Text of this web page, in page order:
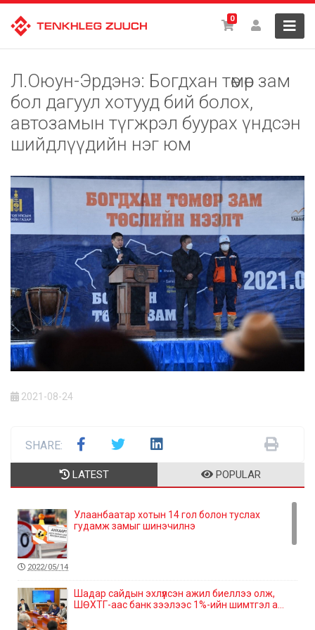
0
Л.Оюун-Эрдэнэ: Богдхан төмөр зам
бол дагуул хотууд бий болох,
автозамын түгжрэл буурах үндсэн
шийдлүүдийн нэг юм
2021-08-24
SHARE:
LATEST POPULAR
Улаанбаатар хотын 14 гол болон туслах
гудамж замыг шинэчилнэ
2022/05/14
Шадар сайдын эхлүүлсэн ажил биеллээ олж,
ШӨХТГ-аас банк зээлээс 1%-ийн шимтгэл а...